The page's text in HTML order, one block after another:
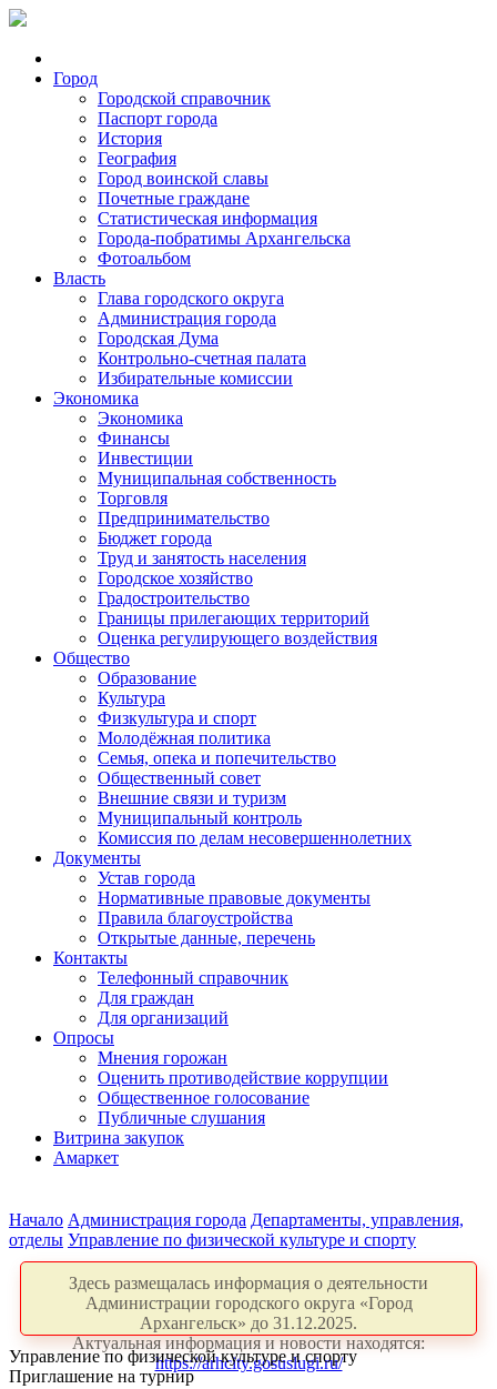
Город
Городской справочник
Паспорт города
История
География
Город воинской славы
Почетные граждане
Статистическая информация
Города-побратимы Архангельска
Фотоальбом
Власть
Глава городского округа
Администрация города
Городская Дума
Контрольно-счетная палата
Избирательные комиссии
Экономика
Экономика
Финансы
Инвестиции
Муниципальная собственность
Торговля
Предпринимательство
Бюджет города
Труд и занятость населения
Городское хозяйство
Градостроительство
Границы прилегающих территорий
Оценка регулирующего воздействия
Общество
Образование
Культура
Физкультура и спорт
Молодёжная политика
Семья, опека и попечительство
Общественный совет
Внешние связи и туризм
Муниципальный контроль
Комиссия по делам несовершеннолетних
Документы
Устав города
Нормативные правовые документы
Правила благоустройства
Открытые данные, перечень
Контакты
Телефонный справочник
Для граждан
Для организаций
Опросы
Мнения горожан
Оценить противодействие коррупции
Общественное голосование
Публичные слушания
Витрина закупок
Амаркет
Начало Администрация города Департаменты, управления,
отделы Управление по физической культуре и спорту
Здесь размещалась информация о деятельности
Администрации городского округа «Город
Архангельск» до 31.12.2025.
Актуальная информация и новости находятся:
https://arhcity.gosuslugi.ru/
Управление по физической культуре и спорту
Приглашение на турнир